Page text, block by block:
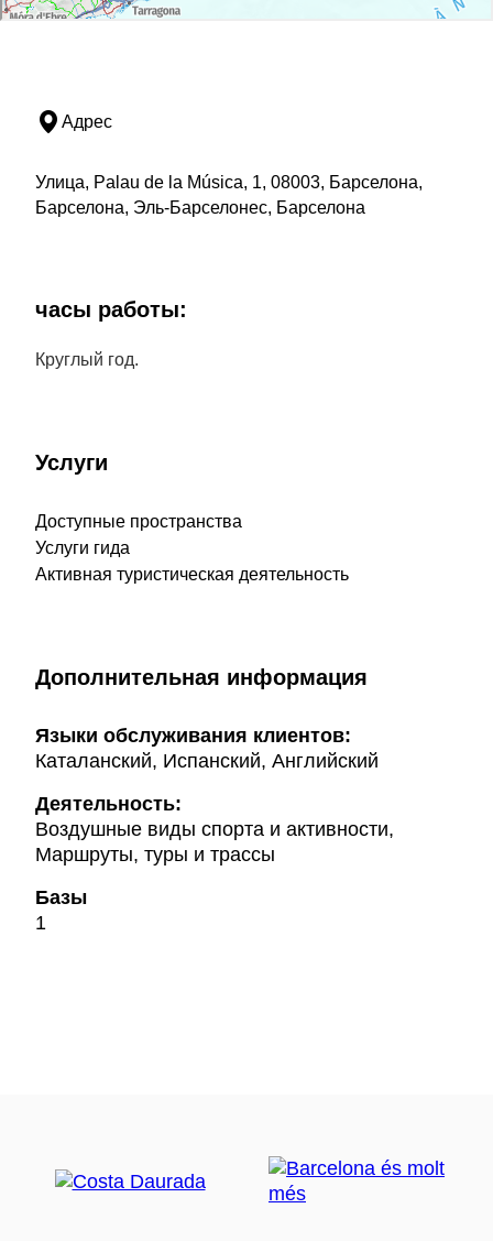
Адрес
Улица, Palau de la Música, 1, 08003, Барселона,
Барселона, Эль-Барселонес, Барселона
часы работы:
Круглый год.
Услуги
Доступные пространства
Услуги гида
Активная туристическая деятельность
Дополнительная информация
Языки обслуживания клиентов:
Каталанский, Испанский, Английский
Деятельность:
Воздушные виды спорта и активности,
Маршруты, туры и трассы
Базы
1